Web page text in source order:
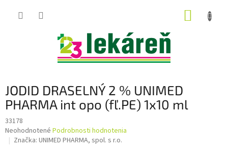
JODID DRASELNÝ 2 % UNIMED
PHARMA int opo (fľ.PE) 1x10 ml
33178
Priemerné
hodnotenie
Neohodnotené Podrobnosti hodnotenia
Značka: UNIMED PHARMA, spol. s r.o.